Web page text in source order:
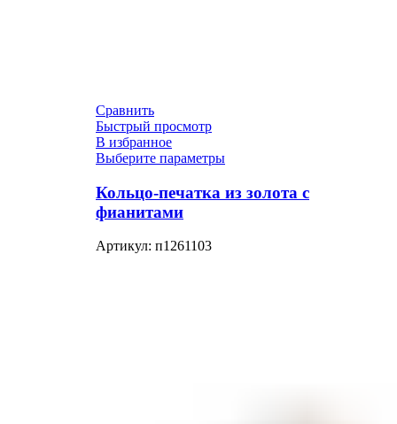
Сравнить
Быстрый просмотр
В избранное
Выберите параметры
Кольцо-печатка из золота с
фианитами
Артикул: п1261103